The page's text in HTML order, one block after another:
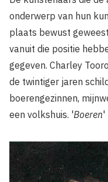
onderwerp van hun
plaats bewust
vanuit die positie
gegeven. Charley
de twintiger jaren
boerengezinnen,
een volkshuis. 'Boeren'